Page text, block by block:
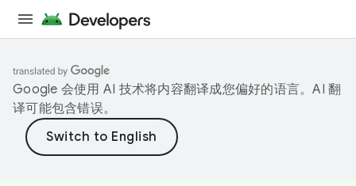
Google 会使用 AI 技术将内容翻译成您偏好的语言。AI 翻
译可能包含错误。